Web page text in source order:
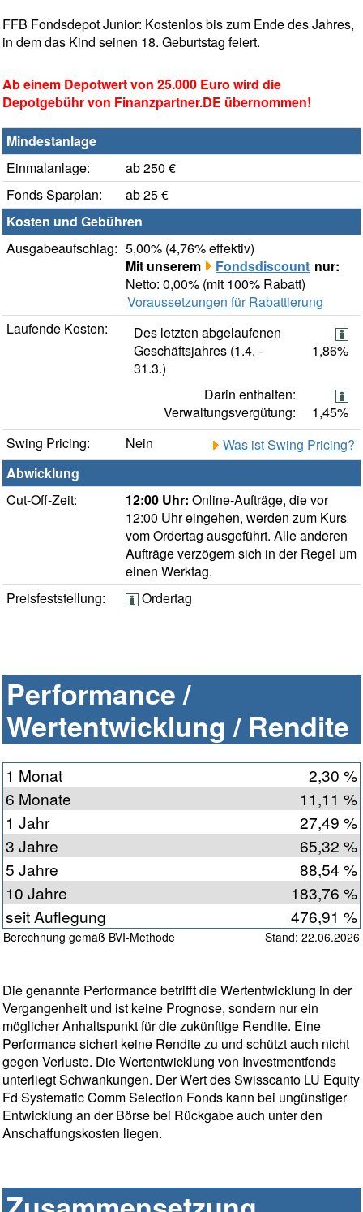
FFB Fondsdepot Junior: Kostenlos bis zum Ende des Jahres,
in dem das Kind seinen 18. Geburtstag feiert.
Ab einem Depotwert von 25.000 Euro wird die
Depotgebühr von Finanzpartner.DE übernommen!
Mindestanlage
Einmalanlage:
ab 250 €
Fonds Sparplan:
ab 25 €
Kosten und Gebühren
Ausgabeaufschlag: 5,00% (4,76% effektiv)
Mit unserem
Fondsdiscount nur:
Netto: 0,00% (mit 100% Rabatt)
Voraussetzungen für Rabattierung
Laufende Kosten:
Des letzten abgelaufenen
Geschäftsjahres (1.4. -
31.3.)
1,86%
Darin enthalten:
Verwaltungsvergütung:
1,45%
Swing Pricing:
Nein
Was ist Swing Pricing?
Abwicklung
Cut-Off-Zeit:
12:00 Uhr: Online-Aufträge, die vor
12:00 Uhr eingehen, werden zum Kurs
vom Ordertag ausgeführt. Alle anderen
Aufträge verzögern sich in der Regel um
einen Werktag.
Preisfeststellung:
Ordertag
Performance /
Wertentwicklung / Rendite
1 Monat
2,30 %
6 Monate
11,11 %
1 Jahr
27,49 %
3 Jahre
65,32 %
5 Jahre
88,54 %
10 Jahre
183,76 %
seit Auflegung
476,91 %
Berechnung gemäß BVI-Methode Stand: 22.06.2026
Die genannte Performance betrifft die Wertentwicklung in der
Vergangenheit und ist keine Prognose, sondern nur ein
möglicher Anhaltspunkt für die zukünftige Rendite. Eine
Performance sichert keine Rendite zu und schützt auch nicht
gegen Verluste. Die Wertentwicklung von Investmentfonds
unterliegt Schwankungen. Der Wert des Swisscanto LU Equity
Fd Systematic Comm Selection Fonds kann bei ungünstiger
Entwicklung an der Börse bei Rückgabe auch unter den
Anschaffungskosten liegen.